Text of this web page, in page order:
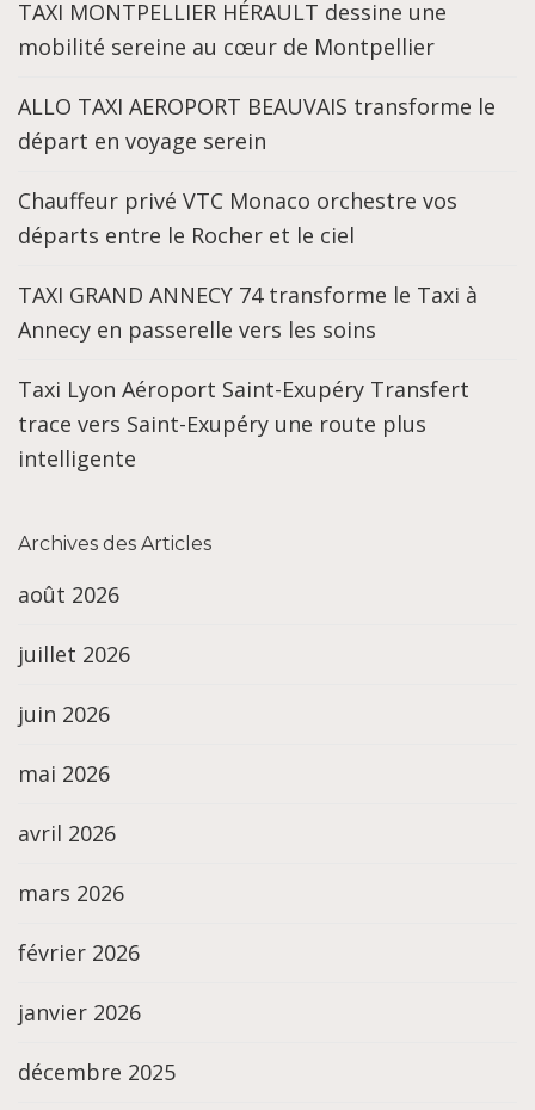
TAXI MONTPELLIER HÉRAULT dessine une
mobilité sereine au cœur de Montpellier
ALLO TAXI AEROPORT BEAUVAIS transforme le
départ en voyage serein
Chauffeur privé VTC Monaco orchestre vos
départs entre le Rocher et le ciel
TAXI GRAND ANNECY 74 transforme le Taxi à
Annecy en passerelle vers les soins
Taxi Lyon Aéroport Saint-Exupéry Transfert
trace vers Saint-Exupéry une route plus
intelligente
Archives des Articles
août 2026
juillet 2026
juin 2026
mai 2026
avril 2026
mars 2026
février 2026
janvier 2026
décembre 2025